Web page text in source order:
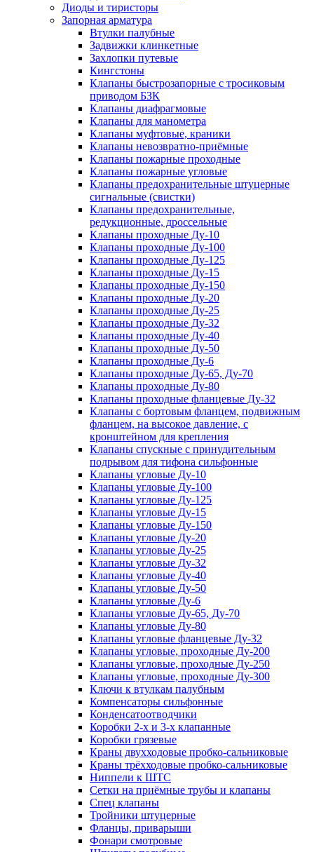
Диоды и тиристоры
Запорная арматура
Втулки палубные
Задвижки клинкетные
Захлопки путевые
Кингстоны
Клапаны быстрозапорные с тросиковым
приводом БЗК
Клапаны диафрагмовые
Клапаны для манометра
Клапаны муфтовые, краники
Клапаны невозвратно-приёмные
Клапаны пожарные проходные
Клапаны пожарные угловые
Клапаны предохранительные штуцерные
сигнальные (свистки)
Клапаны предохранительные,
редукционные, дроссельные
Клапаны проходные Ду-10
Клапаны проходные Ду-100
Клапаны проходные Ду-125
Клапаны проходные Ду-15
Клапаны проходные Ду-150
Клапаны проходные Ду-20
Клапаны проходные Ду-25
Клапаны проходные Ду-32
Клапаны проходные Ду-40
Клапаны проходные Ду-50
Клапаны проходные Ду-6
Клапаны проходные Ду-65, Ду-70
Клапаны проходные Ду-80
Клапаны проходные фланцевые Ду-32
Клапаны с бортовым фланцем, подвижным
фланцем, на высокое давление, с
кронштейном для крепления
Клапаны спускные с принудительным
подрывом для тифона сильфонные
Клапаны угловые Ду-10
Клапаны угловые Ду-100
Клапаны угловые Ду-125
Клапаны угловые Ду-15
Клапаны угловые Ду-150
Клапаны угловые Ду-20
Клапаны угловые Ду-25
Клапаны угловые Ду-32
Клапаны угловые Ду-40
Клапаны угловые Ду-50
Клапаны угловые Ду-6
Клапаны угловые Ду-65, Ду-70
Клапаны угловые Ду-80
Клапаны угловые фланцевые Ду-32
Клапаны угловые, проходные Ду-200
Клапаны угловые, проходные Ду-250
Клапаны угловые, проходные Ду-300
Ключи к втулкам палубным
Компенсаторы сильфонные
Конденсатоотводчики
Коробки 2-х и 3-х клапанные
Коробки грязевые
Краны двухходовые пробко-сальниковые
Краны трёхходовые пробко-сальниковые
Ниппели к ШТС
Сетки на приёмные трубы и клапаны
Спец клапаны
Тройники штуцерные
Фланцы, приварыши
Фонари смотровые